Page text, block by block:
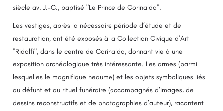
siècle av. J.-C., baptisé "Le Prince de Corinaldo".
Les vestiges, après la nécessaire période d’étude et de
restauration, ont été exposés à la Collection Civique d’Art
"Ridolfi", dans le centre de Corinaldo, donnant vie à une
exposition archéologique très intéressante. Les armes (parmi
lesquelles le magnifique heaume) et les objets symboliques liés
au défunt et au rituel funéraire (accompagnés d’images, de
dessins reconstructifs et de photographies d’auteur), racontent